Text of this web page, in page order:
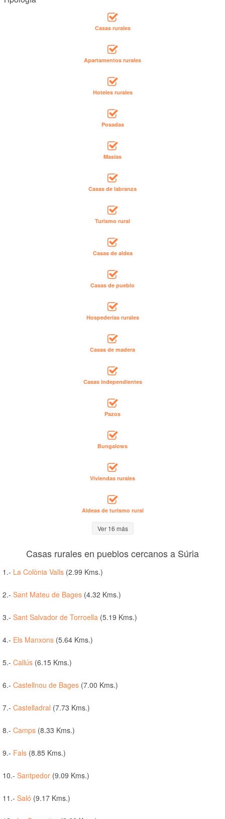
Casas rurales
Apartamentos rurales
Hoteles rurales
Posadas
Masías
Casas de labranza
Turismo rural
Casas de aldea
Casas de pueblo
Hospederías rurales
Casas de madera
Casas independientes
Pazos
Bungalows
Viviendas rurales
Aldeas de turismo rural
Ver 16 más
Casas rurales en pueblos cercanos a Súria
1.- La Colònia Valls (2.99 Kms.)
2.- Sant Mateu de Bages (4.32 Kms.)
3.- Sant Salvador de Torroella (5.19 Kms.)
4.- Els Manxons (5.64 Kms.)
5.- Callús (6.15 Kms.)
6.- Castellnou de Bages (7.00 Kms.)
7.- Castelladral (7.73 Kms.)
8.- Camps (8.33 Kms.)
9.- Fals (8.85 Kms.)
10.- Santpedor (9.09 Kms.)
11.- Saló (9.17 Kms.)